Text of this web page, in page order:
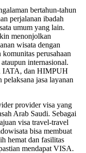
bertahun-tahun
perjalanan ibadah
umum yang lain.
menonjolkan
wisata dengan
perusahaan
internasional.
IATA, dan HIMPUH
jasa layanan
provider visa yang
Arab Saudi. Sebagai
visa travel-travel
bisa membuat
hemat dan fasilitas
mendapat VISA.